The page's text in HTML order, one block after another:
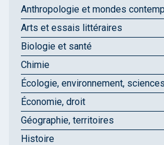
Anthropologie et mondes
Arts et essais littéraires
Biologie et santé
Chimie
Écologie, environnement,
Économie, droit
Géographie, territoires
Histoire